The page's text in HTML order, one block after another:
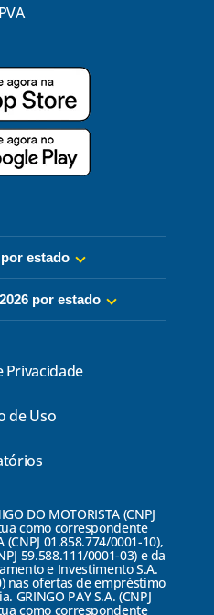
por estado
por estado
Privacidade
de Uso
DO MOTORISTA (CNPJ
como correspondente
01.858.774/0001-10),
59.588.111/0001-03) e da
e Investimento S.A.
nas ofertas de empréstimo
GRINGO PAY S.A. (CNPJ
como correspondente